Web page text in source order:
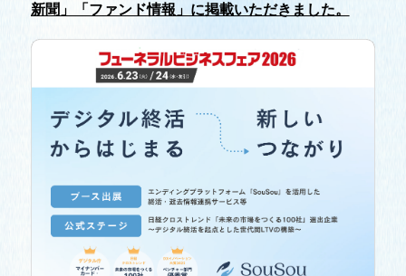
新聞」「ファンド情報」に掲載いただきました。